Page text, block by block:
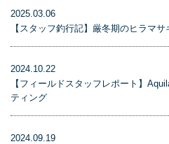
2025.03.06
【スタッフ釣行記】厳冬期のヒラマ
2024.10.22
【フィールドスタッフレポート】
ティング
2024.09.19